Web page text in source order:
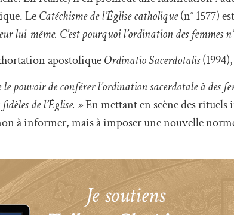
LeCatéchisme de l’Église catholique(n° 1577)
lui-même. C’est pourquoi l’ordination des femmes
apostoliqueOrdinatio Sacerdotalis
le pouvoir de conférer l’ordination sacerdotale à des
de l’Église. »En mettant en scène des rituels
à informer, mais à imposer une nouvelle